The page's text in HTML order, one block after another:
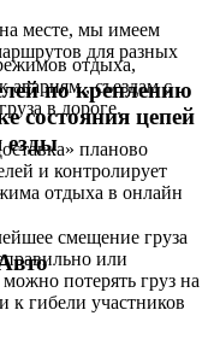
месте, мы имеем
для разных
отдыха,
авариям , съездам с
в дороге.
планово
и контролирует
отдыха в онлайн
по креплению
состояния цепей
езды
смещение груза
или
потерять груз на
к гибели участников